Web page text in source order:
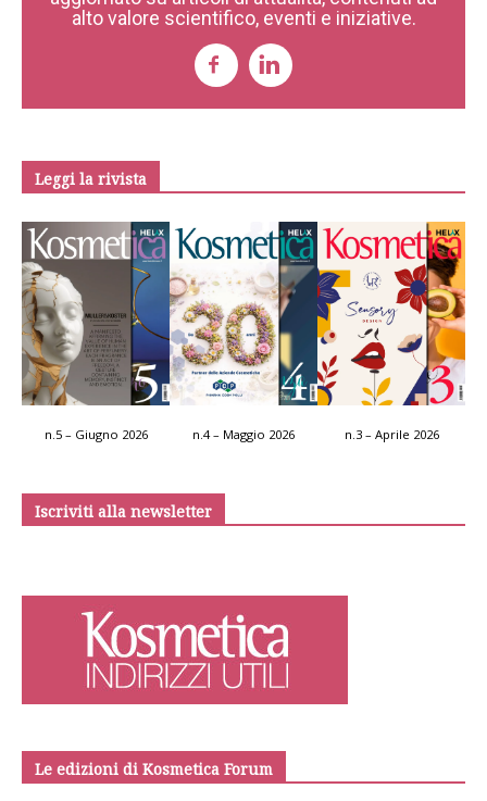
alto valore scientifico, eventi e iniziative.
Leggi la rivista
n.5 – Giugno 2026 n.4 – Maggio 2026 n.3 – Aprile 2026
Iscriviti alla newsletter
Le edizioni di Kosmetica Forum